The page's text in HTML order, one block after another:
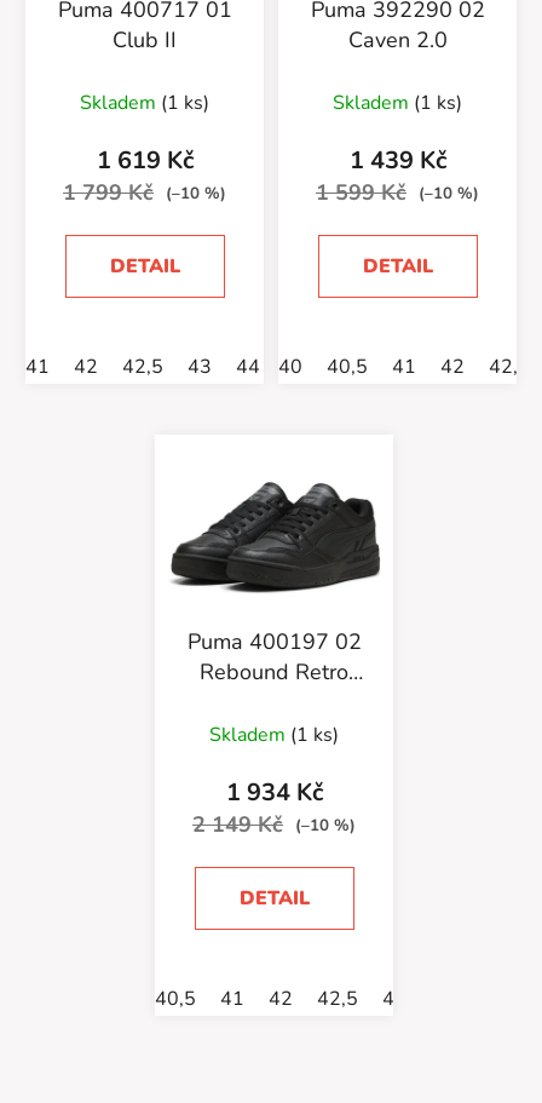
Puma 400717 01
Club II
Skladem (1 ks)
1 619 Kč
1 799 Kč (–10 %)
DETAIL
41 42 42,5 43 44 44,5 45 46 47
Puma 392290 02
Caven 2.0
Skladem (1 ks)
1 439 Kč
1 599 Kč (–10 %)
DETAIL
40 40,5 41 42 42,5
Puma 400197 02
Rebound Retro
Skladem (1 ks)
1 934 Kč
2 149 Kč (–10 %)
DETAIL
40,5 41 42 42,5 43